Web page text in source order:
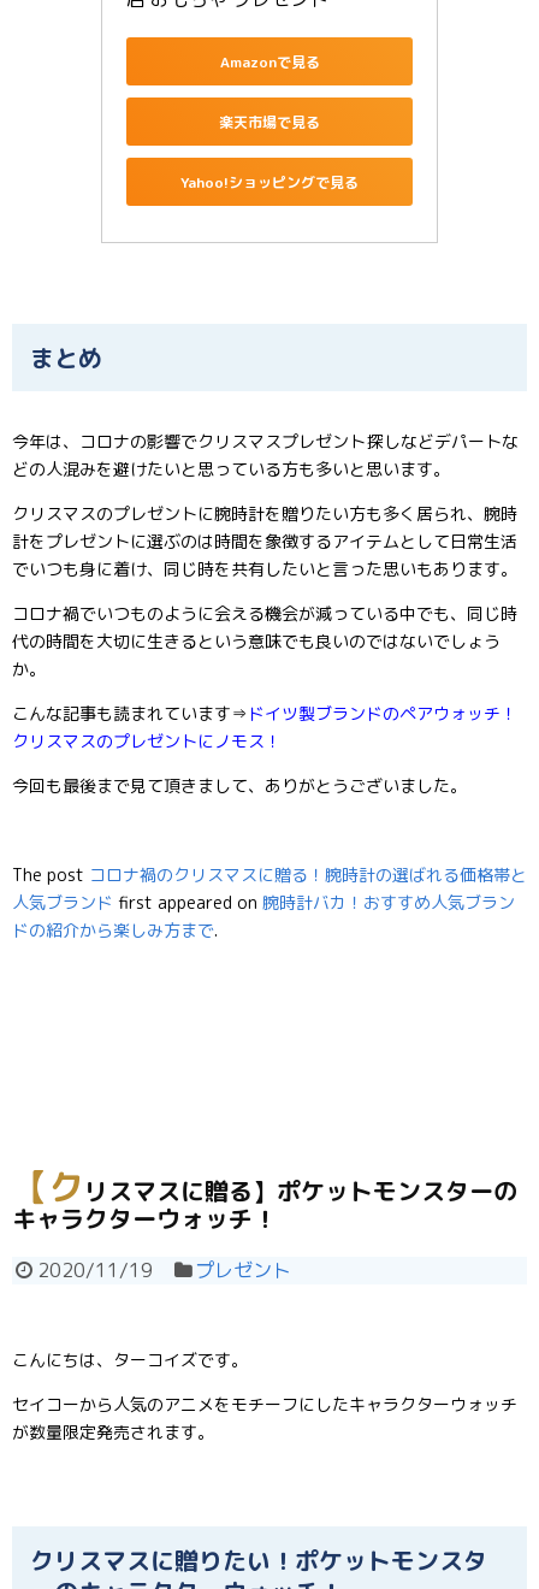
Amazonで見る
楽天市場で見る
Yahoo!ショッピングで見る
まとめ
今年は、コロナの影響でクリスマスプレゼント探しなどデパートな
どの人混みを避けたいと思っている方も多いと思います。
クリスマスのプレゼントに腕時計を贈りたい方も多く居られ、腕時
計をプレゼントに選ぶのは時間を象徴するアイテムとして日常生活
でいつも身に着け、同じ時を共有したいと言った思いもあります。
コロナ禍でいつものように会える機会が減っている中でも、同じ時
代の時間を大切に生きるという意味でも良いのではないでしょう
か。
こんな記事も読まれています⇒ ドイツ製ブランドのペアウォッチ！
クリスマスのプレゼントにノモス！
今回も最後まで見て頂きまして、ありがとうございました。
The post コロナ禍のクリスマスに贈る！腕時計の選ばれる価格帯と
人気ブランド first appeared on 腕時計バカ！おすすめ人気ブラン
ドの紹介から楽しみ方まで.
【ク リスマスに贈る】ポケットモンスターの
キャラクターウォッチ！
2020/11/19 プレゼント
こんにちは、ターコイズです。
セイコーから人気のアニメをモチーフにしたキャラクターウォッチ
が数量限定発売されます。
クリスマスに贈りたい！ポケットモンスタ